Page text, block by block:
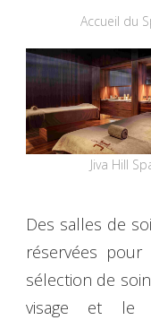
Accueil du
Jiva Hill
Des salles de
réservées
sélection de
visage et le